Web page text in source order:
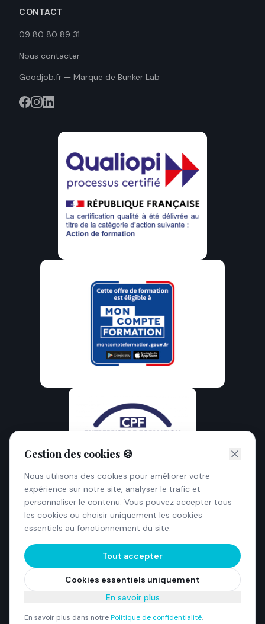
CONTACT
09 80 80 89 31
Nous contacter
Goodjob.fr — Marque de Bunker Lab
Goodjob.fr — Tous droits réservés
Numéro de déclaration d'activité : 84 73 02230 73 (Auvergne-
Rhône-Alpes)
Politique de confidentialité
Accessibilité Handicap
Gestion des cookies 🍪
Nous utilisons des cookies pour améliorer votre
expérience sur notre site, analyser le trafic et
personnaliser le contenu. Vous pouvez accepter tous
les cookies ou choisir uniquement les cookies
essentiels au fonctionnement du site.
Tout accepter
Cookies essentiels uniquement
En savoir plus
En savoir plus dans notrePolitique de confidentialité.